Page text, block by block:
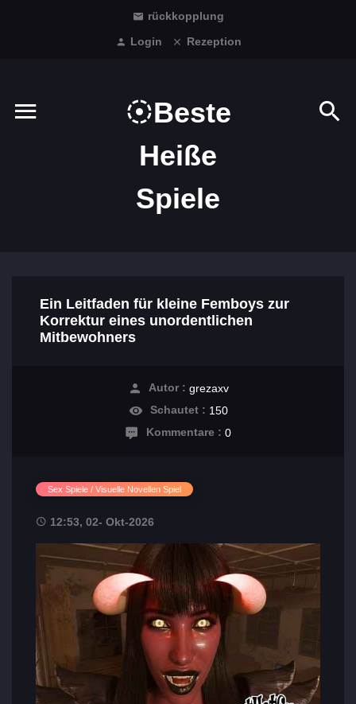
rückkopplung
Login
Rezeption
Beste
Heiße
Spiele
Ein Leitfaden für kleine Femboys zur
Korrektur eines unordentlichen
Mitbewohners
Autor : grezaxv
Schautet : 150
Kommentare : 0
Sex Spiele / Visuelle Novellen Spiel
12:53, 02- Okt-2026